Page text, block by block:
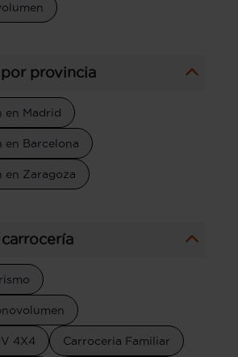
provincia
en Madrid
en Barcelona
en Zaragoza
4X4 Carroceria Familiar